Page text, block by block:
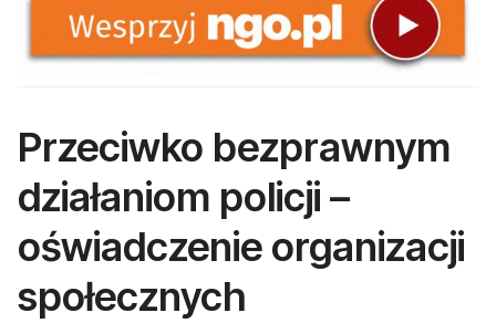
Przeciwko bezprawnym
działaniom policji –
oświadczenie organizacji
społecznych